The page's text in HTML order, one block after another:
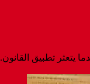
يتعثر تطبيق القانون.